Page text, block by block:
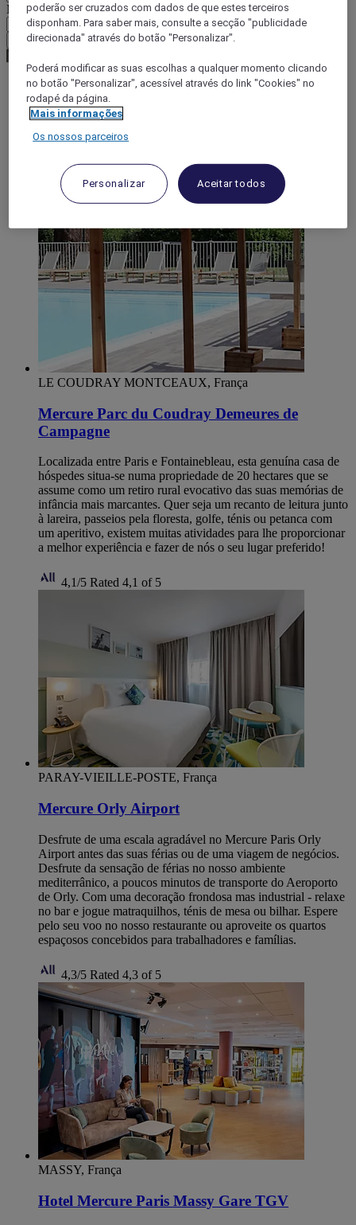
Moeda
Confirmar a moeda
World
Europe
France
Ile-de-France
ESSONNE
Evry
LE COUDRAY MONTCEAUX, França
Mercure Parc du Coudray Demeures de
Campagne
Localizada entre Paris e Fontainebleau, esta genuína casa de
hóspedes situa-se numa propriedade de 20 hectares que se
assume como um retiro rural evocativo das suas memórias de
infância mais marcantes. Quer seja um recanto de leitura junto
à lareira, passeios pela floresta, golfe, ténis ou petanca com
um aperitivo, existem muitas atividades para lhe proporcionar
a melhor experiência e fazer de nós o seu lugar preferido!
4,1/5 Rated 4,1 of 5
PARAY-VIEILLE-POSTE, França
Mercure Orly Airport
Desfrute de uma escala agradável no Mercure Paris Orly
Airport antes das suas férias ou de uma viagem de negócios.
Desfrute da sensação de férias no nosso ambiente
mediterrânico, a poucos minutos de transporte do Aeroporto
de Orly. Com uma decoração frondosa mas industrial - relaxe
no bar e jogue matraquilhos, ténis de mesa ou bilhar. Espere
pelo seu voo no nosso restaurante ou aproveite os quartos
espaçosos concebidos para trabalhadores e famílias.
4,3/5 Rated 4,3 of 5
MASSY, França
Hotel Mercure Paris Massy Gare TGV
poderão ser cruzados com dados de que estes terceiros
disponham. Para saber mais, consulte a secção "publicidade
direcionada" através do botão "Personalizar".
Poderá modificar as suas escolhas a qualquer momento clicando
no botão "Personalizar", acessível através do link "Cookies" no
rodapé da página.
Mais informações
Os nossos parceiros
Personalizar Aceitar todos